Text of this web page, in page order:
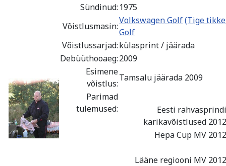
Sündinud: 1975
Võistlusmasin:
Volkswagen Golf(Tige
Golf
Võistlussarjad:külasprint / jäärada
Debüüthooaeg:2009
Esimene
võistlus:
Tamsalu jäärada 2009
Parimad
tulemused:
Eesti rahvasprindi
karikavõistlused 2012
Hepa Cup MV 2012
Lääne regiooni MV 2012